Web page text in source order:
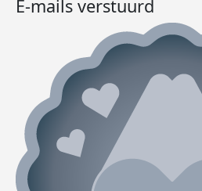
E-mails verstuurd